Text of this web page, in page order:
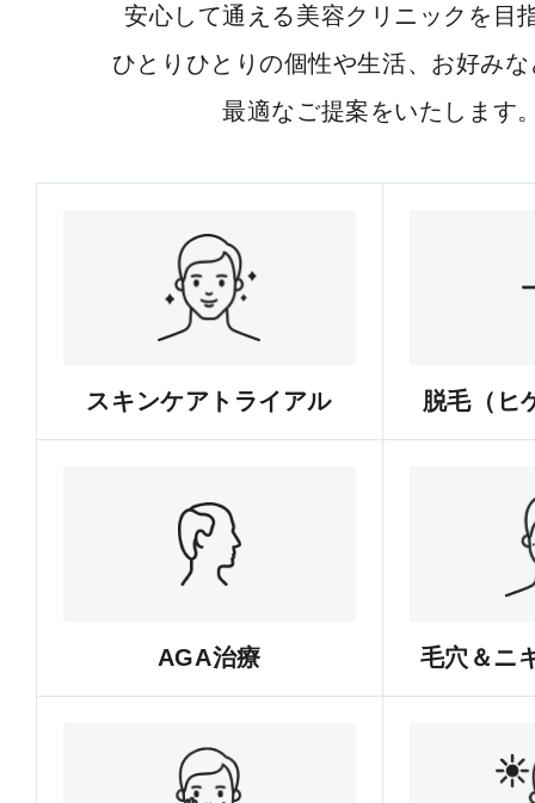
安心して通える美容クリニックを目
ひとりひとりの個性や生活、お好み
最適なご提案をいたします
スキンケアトライアル 脱毛（ヒ
AGA治療 毛穴＆ニ